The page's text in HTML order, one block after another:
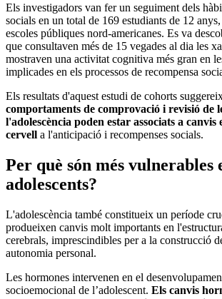
Els investigadors van fer un seguiment dels
socials en un total de 169 estudiants de 12
escoles públiques nord-americanes. Es va
que consultaven més de 15 vegades al dia les
mostraven una activitat cognitiva més gran en
implicades en els processos de recompensa
Els resultats d'aquest estudi de cohorts
comportaments de comprovació i revisió de
l'adolescència poden estar associats a
cervell a l'anticipació i recompenses socials.
Per què són més vulnerables
adolescents?
L'adolescència també constitueix un període
produeixen canvis molt importants en
cerebrals, imprescindibles per a la construcció
autonomia personal.
Les hormones intervenen en el
socioemocional de l’adolescent. Els canvis